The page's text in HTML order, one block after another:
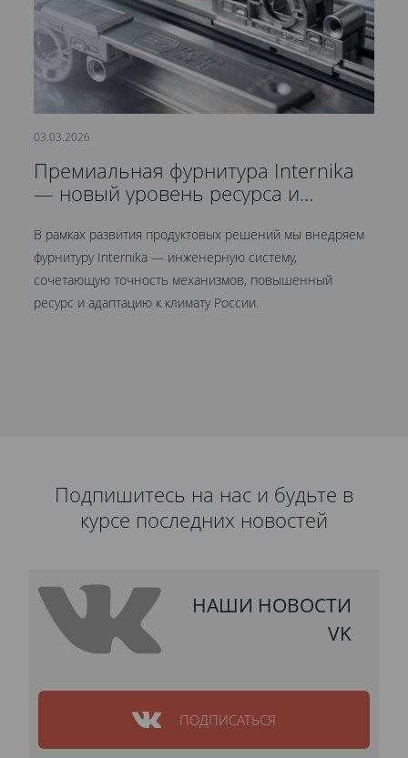
03.03.2026
Премиальная фурнитура Internika
— новый уровень ресурса и
В рамках развития продуктовых решений мы внедряем
фурнитуру Internika — инженерную систему,
сочетающую точность механизмов, повышенный
ресурс и адаптацию к климату России.
Подпишитесь на нас и будьте в
курсе последних новостей
НАШИ НОВОСТИ
VK
ПОДПИСАТЬСЯ